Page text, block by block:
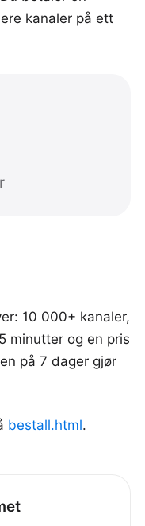
kanaler på ett
10 000+ kanaler,
minutter og en pris
på 7 dager gjør
bestall.html.